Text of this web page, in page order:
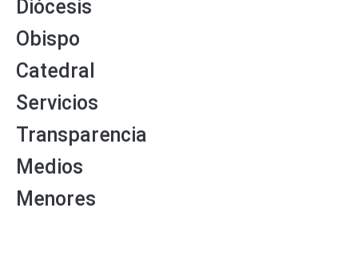
Diócesis
Obispo
Catedral
Servicios
Transparencia
Medios
Menores